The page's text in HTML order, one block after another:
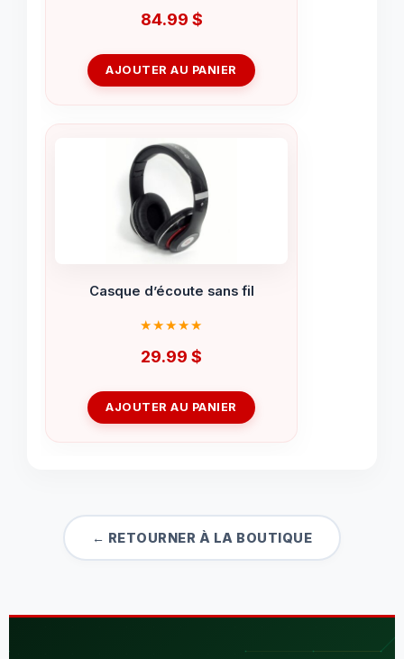
84.99 $
AJOUTER AU PANIER
Casque d’écoute sans fil
29.99 $
AJOUTER AU PANIER
← RETOURNER À LA BOUTIQUE